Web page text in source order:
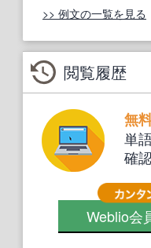
>> 例文の一覧を見る
閲覧履歴
無
単
確
Weblio会